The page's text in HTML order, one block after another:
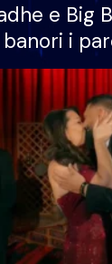
e Big
i
humb
e